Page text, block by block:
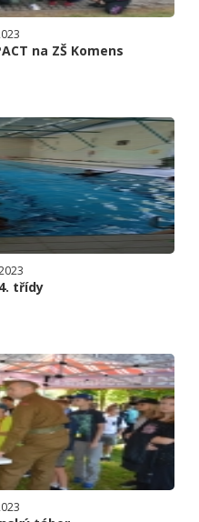
na ZŠ Komens
třídy